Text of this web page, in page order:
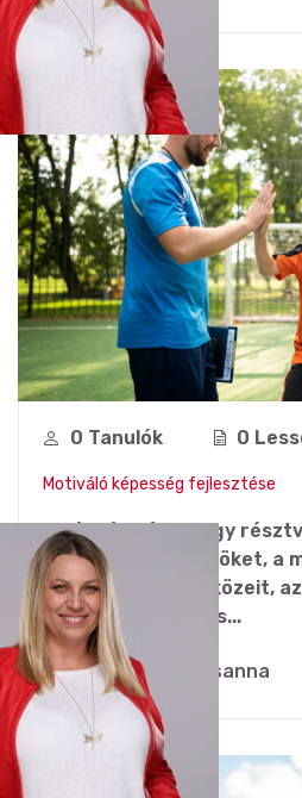
0 Tanulók 0
Motiváló képesség fejlesztése
A képzés célja, hogy
motivációs eszközöket, a
és fejlesztési eszközeit,
kompetenciákat és...
Zsebi Zsuzsanna